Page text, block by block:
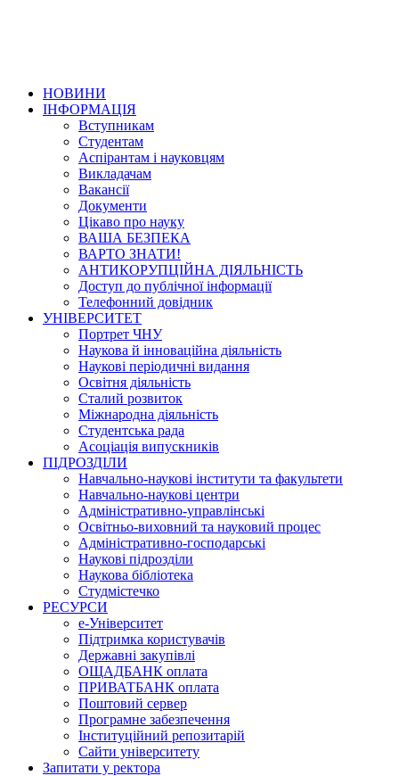
НОВИНИ
ІНФОРМАЦІЯ
Вступникам
Студентам
Аспірантам і науковцям
Викладачам
Вакансії
Документи
Цікаво про науку
ВАША БЕЗПЕКА
ВАРТО ЗНАТИ!
АНТИКОРУПЦІЙНА ДІЯЛЬНІСТЬ
Доступ до публічної інформації
Телефонний довідник
УНІВЕРСИТЕТ
Портрет ЧНУ
Наукова й інноваційна діяльність
Наукові періодичні видання
Освітня діяльність
Сталий розвиток
Міжнародна діяльність
Студентська рада
Асоціація випускників
ПІДРОЗДІЛИ
Навчально-наукові інститути та факультети
Навчально-наукові центри
Адміністративно-управлінські
Освітньо-виховний та науковий процес
Адміністративно-господарські
Наукові підрозділи
Наукова бібліотека
Студмістечко
РЕСУРСИ
е-Університет
Підтримка користувачів
Державні закупівлі
ОЩАДБАНК оплата
ПРИВАТБАНК оплата
Поштовий сервер
Програмне забезпечення
Інституційний репозитарій
Сайти університету
Запитати у ректора